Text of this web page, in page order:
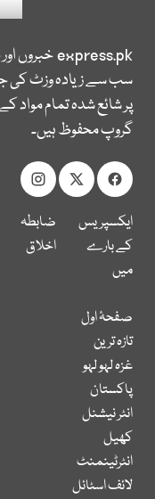
express.pkخبروں
سب سے زیادہ وزٹ کی
پر شائع شدہ تمام
گروپ محفوظ ہیں۔
ایکسپریس
کے بارے
میں
ضابطہ
اخلاق
صفحۂ اول
تازہ ترین
غزہ لہو لہو
پاکستان
انٹر نیشنل
کھیل
انٹرٹینمنٹ
لائف اسٹائل